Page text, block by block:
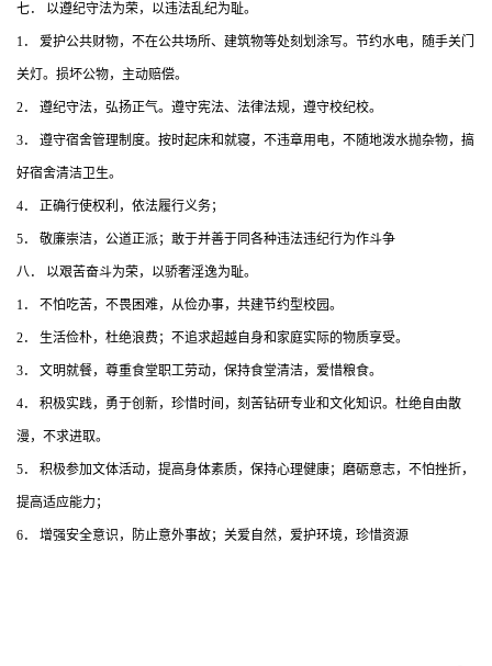
七． 以遵纪守法为荣，以违法乱纪为耻。
1． 爱护公共财物，不在公共场所、建筑物等处刻划涂写。节约水电，随手关门
关灯。损坏公物，主动赔偿。
2． 遵纪守法，弘扬正气。遵守宪法、法律法规，遵守校纪校。
3． 遵守宿舍管理制度。按时起床和就寝，不违章用电，不随地泼水抛杂物，搞
好宿舍清洁卫生。
4． 正确行使权利，依法履行义务；
5． 敬廉崇洁，公道正派；敢于并善于同各种违法违纪行为作斗争
八． 以艰苦奋斗为荣，以骄奢淫逸为耻。
1． 不怕吃苦，不畏困难，从俭办事，共建节约型校园。
2． 生活俭朴，杜绝浪费；不追求超越自身和家庭实际的物质享受。
3． 文明就餐，尊重食堂职工劳动，保持食堂清洁，爱惜粮食。
4． 积极实践，勇于创新，珍惜时间，刻苦钻研专业和文化知识。杜绝自由散
漫，不求进取。
5． 积极参加文体活动，提高身体素质，保持心理健康；磨砺意志，不怕挫折，
提高适应能力；
6． 增强安全意识，防止意外事故；关爱自然，爱护环境，珍惜资源